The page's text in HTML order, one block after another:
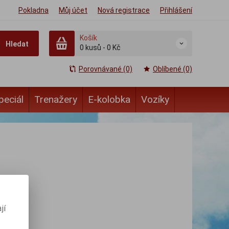
Pokladna Můj účet Nová registrace Přihlášení
Hledat
Košík
0 kusů - 0 Kč
Porovnávané (0) Oblíbené (0)
Trenažery E-kolobka Vozíky